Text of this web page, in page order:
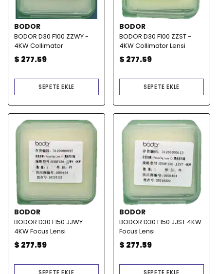
BODOR
BODOR D30 F100 ZZWY -
4KW Collimator
$ 277.59
SEPETE EKLE
BODOR
BODOR D30 F100 ZZST -
4KW Collimator Lensi
$ 277.59
SEPETE EKLE
BODOR
BODOR D30 F150 JJWY -
4KW Focus Lensi
$ 277.59
SEPETE EKLE
BODOR
BODOR D30 F150 JJST 4KW
Focus Lensi
$ 277.59
SEPETE EKLE